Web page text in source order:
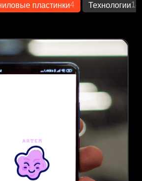
пластинки4 Технологии